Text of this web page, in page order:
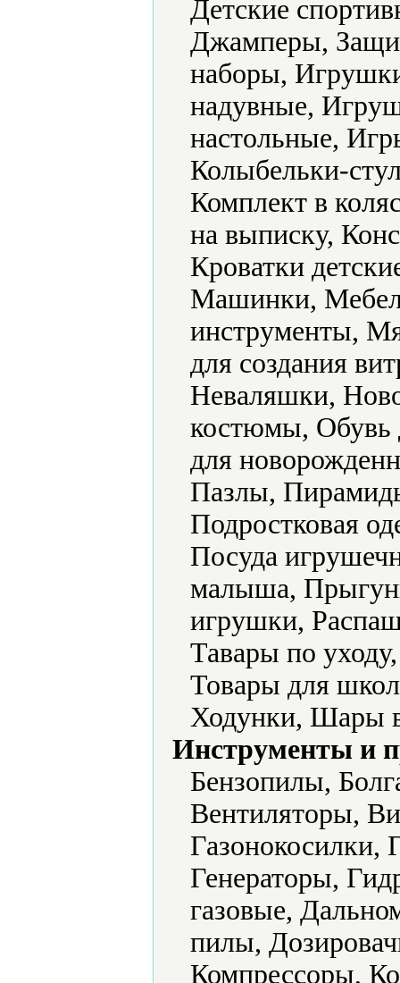
Детские
Джамперы,
наборы,
надувные,
настольные,
Колыбельки-
Комплект в
на выписку,
Кроватки
Машинки,
инструменты,
для создания
Неваляшки,
костюмы, Обувь
для
Пазлы,
Подростковая
Посуда
малыша,
игрушки,
Тавары по
Товары для
Ходунки, Шары
Инструменты и
Бензопилы,
Вентиляторы,
Газонокосилки,
Генераторы,
газовые,
пилы,
Компрессоры,